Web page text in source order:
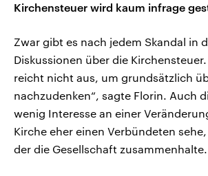
Kirchensteuer wird kaum infrage
Zwar gibt es nach jedem Skandal in
Diskussionen über die
reicht nicht aus, um grundsätzlich
nachzudenken“, sagte Florin. Auch
wenig Interesse an einer
Kirche eher einen Verbündeten
der die Gesellschaft zusammenhalte.